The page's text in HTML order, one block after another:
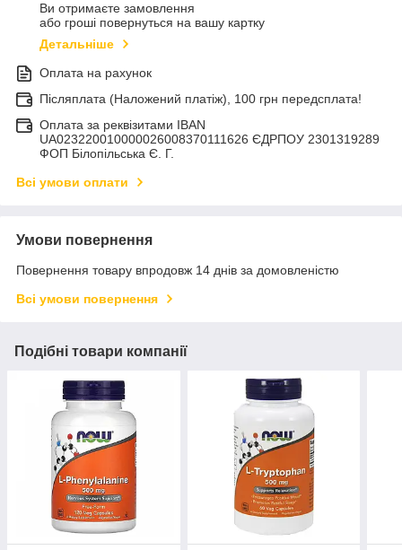
Ви отримаєте замовлення
або гроші повернуться на вашу картку
Детальніше
Оплата на рахунок
Післяплата (Наложений платіж), 100 грн передсплата!
Оплата за реквізитами IBAN
UA023220010000026008370111626 ЄДРПОУ 2301319289
ФОП Білопільська Є. Г.
Всі умови оплати
Умови повернення
Повернення товару впродовж 14 днів за домовленістю
Всі умови повернення
Подібні товари компанії